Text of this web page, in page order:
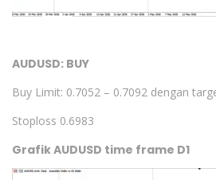
AUDUSD: BUY
Buy Limit: 0.7052 – 0.7092 dengan
Stoploss 0.6983
Grafik AUDUSD time frame D1